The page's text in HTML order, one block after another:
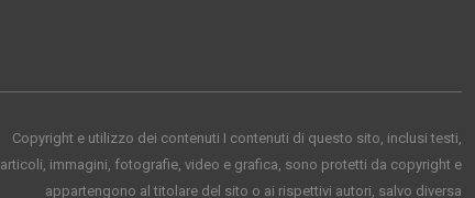
Copyright e utilizzo dei contenuti I contenuti di questo sito, inclusi testi,
articoli, immagini, fotografie, video e grafica, sono protetti da copyright e
appartengono al titolare del sito o ai rispettivi autori, salvo diversa